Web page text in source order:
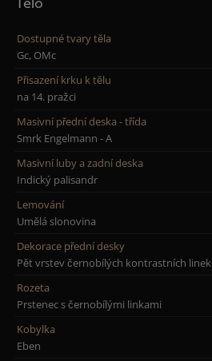
Dostupné tvary těla
Gc, OMc
Přisazení krku k tělu
na 14. pražci
Masivní přední deska - třída
Smrk Engelmann - A
Masivní luby a zadní deska
Indický palisandr
Lemování
Umělá slonovina
Dekorace přední desky
Pět vrstev černobílých kontrastních linek
Rozeta
Prstenec s černobílými linkami
Kobylka
Eben